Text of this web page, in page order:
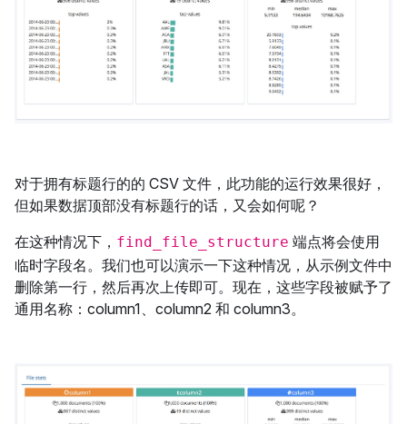
对于拥有标题行的的 CSV 文件，此功能的运行效果很好，
但如果数据顶部没有标题行的话，又会如何呢？
在这种情况下， find_file_structure 端点将会使用
临时字段名。我们也可以演示一下这种情况，从示例文件中
删除第一行，然后再次上传即可。现在，这些字段被赋予了
通用名称：column1、column2 和 column3。